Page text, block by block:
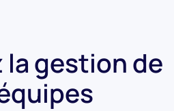
gestion de